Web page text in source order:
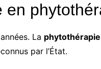
en
La phytothérapie
par l’État.